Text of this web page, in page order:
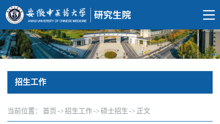
招生工作
当前位置： 首页 -> 招生工作-> 硕士招生 -> 正文